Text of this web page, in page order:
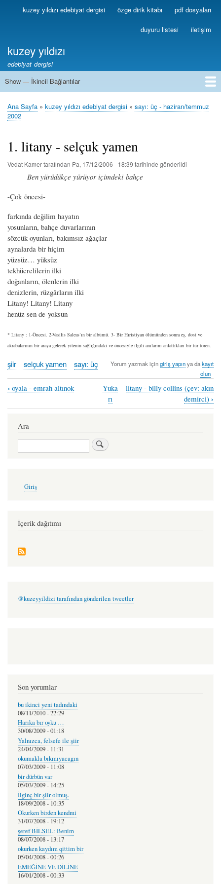
Ana
içeriğe
Birincilkuzey yıldızı edebiyat dergisi özge dirik kitabı pdf dosyaları
duyuru listesi iletişim
kuzey yıldızı
edebiyat dergisi
İkincil
Show — İkincil Bağlantılar
1
2
3
4
5
6
7
8
9
10
11
12
13
Sayfa
Ana Sayfa kuzey yıldızı edebiyat dergisi
sayı: üç - haziran/temmuz
2002
1. litany - selçuk yamen
Vedat Kamertarafından Pa, 17/12/2006 - 18:39 tarihinde gönderildi
Ben yürüdükçe yürüyor içimdeki bahçe
-Çok öncesi-
farkında değilim hayatın
yosunların, bahçe duvarlarının
sözcük oyunları, bakımsız ağaçlar
aynalarda bir hiçim
yüzsüz… yüksüz
tekhücrelilerin ilki
doğanların, ölenlerin ilki
denizlerin, rüzgârların ilki
Litany! Litany! Litany
henüz sen de yoksun
* Litany : 1-Öncesi. 2-Vasilis Saleas’ın bir albümü. 3- Bir Hıristiyan ölümünden sonra eş, dost ve
akrabalarının bir araya gelerek yitenin sağlığındaki ve öncesiyle ilgili anılarını anlattıkları bir tür tören.
şiir selçuk yamen sayı: üç Yorum yazmak içingiriş yapınya dakayıt
olun
Book
traversal
links
for
selçuk
‹ oyala - emrah altınok
Yuka
rı
litany - billy collins (çev: akın
demirci) ›
Ara
Ara
account
Giriş
İçerik dağıtımı
@kuzeyyildizi tarafından gönderilen tweetler
Son yorumlar
bu ikinci yeni tadındaki
08/11/2010 - 22:29
Harıka bır oyku …
30/08/2009 - 01:18
Yalnızca, felsefe ile şiir
24/04/2009 - 11:31
okumakla bıkmıyacagın
07/03/2009 - 11:08
bir dürbün var
05/03/2009 - 14:25
İlginç bir şiir olmuş.
18/09/2008 - 10:35
Okurken birden kendmi
31/07/2008 - 19:12
şeref BİLSEL: Benim
08/07/2008 - 13:17
okurken kaydım qittim bir
05/04/2008 - 00:26
EMEĞİNE VE DİLİNE
16/01/2008 - 00:33